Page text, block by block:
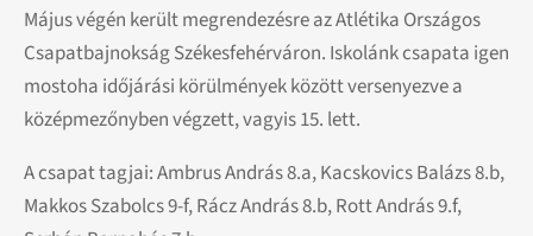
Május végén került megrendezésre az Atlétika Országos
Csapatbajnokság Székesfehérváron. Iskolánk csapata igen
mostoha időjárási körülmények között versenyezve a
középmezőnyben végzett, vagyis 15. lett.
A csapat tagjai: Ambrus András 8.a, Kacskovics Balázs 8.b,
Makkos Szabolcs 9-f, Rácz András 8.b, Rott András 9.f,